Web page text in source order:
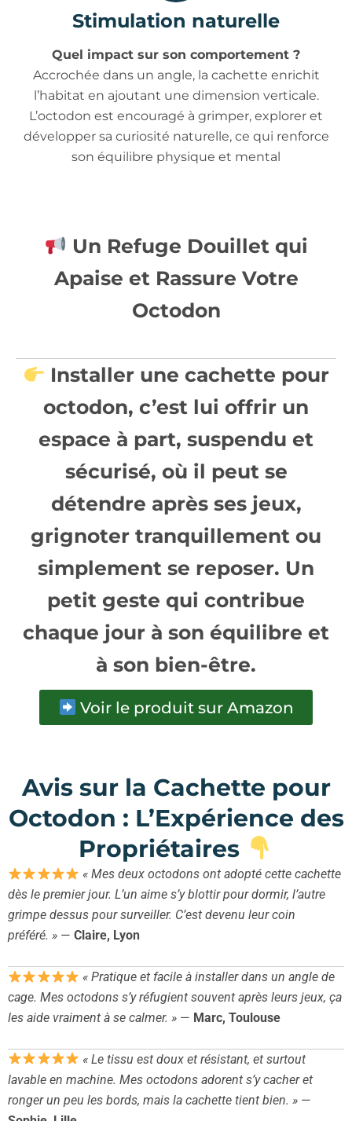
Stimulation naturelle
Quel impact sur son comportement ?
Accrochée dans un angle, la cachette enrichit
l’habitat en ajoutant une dimension verticale.
L’octodon est encouragé à grimper, explorer et
développer sa curiosité naturelle, ce qui renforce
son équilibre physique et mental
Un Refuge Douillet qui
Apaise et Rassure Votre
Octodon
Installer unecachette pour
octodon, c’est lui offrir un
espace à part, suspendu et
sécurisé, où il peut se
détendre après ses jeux,
grignoter tranquillement ou
simplement se reposer. Un
petit geste qui contribue
chaque jour à son équilibre et
à son bien-être.
Voir le produit sur Amazon
Avis sur la Cachette pour
Octodon : L’Expérience des
Propriétaires
« Mes deux octodons ont adopté cette cachette
dès le premier jour. L’un aime s’y blottir pour dormir, l’autre
grimpe dessus pour surveiller. C’est devenu leur coin
préféré. » — Claire, Lyon
« Pratique et facile à installer dans un angle de
cage. Mes octodons s’y réfugient souvent après leurs jeux, ça
les aide vraiment à se calmer. » — Marc, Toulouse
« Le tissu est doux et résistant, et surtout
lavable en machine. Mes octodons adorent s’y cacher et
ronger un peu les bords, mais la cachette tient bien. » —